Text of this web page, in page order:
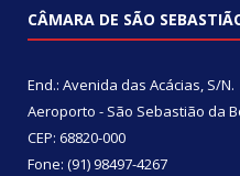
CÂMARA DE SÃO
End.: Avenida das Acácias, S/N.
Aeroporto - São Sebastião da
CEP: 68820-000
Fone: (91) 98497-4267